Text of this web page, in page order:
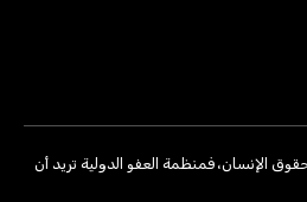
الإنسان، فمنظمة العفو الدولية تريد أن